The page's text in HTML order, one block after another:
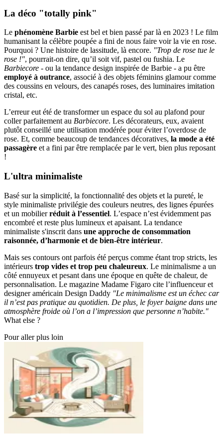
La déco "totally pink"
Le phénomène Barbie est bel et bien passé par là en 2023 ! Le film
humanisant la célèbre poupée a fini de nous faire voir la vie en rose.
Pourquoi ? Une histoire de lassitude, là encore. "Trop de rose tue le
rose !", pourrait-on dire, qu’il soit vif, pastel ou fushia. Le
Barbiecore - ou la tendance design inspirée de Barbie - a pu être
employé à outrance, associé à des objets féminins glamour comme
des coussins en velours, des canapés roses, des luminaires imitation
cristal, etc.
L’erreur eut été de transformer un espace du sol au plafond pour
coller parfaitement au Barbiecore. Les décorateurs, eux, avaient
plutôt conseillé une utilisation modérée pour éviter l’overdose de
rose. Et, comme beaucoup de tendances décoratives, la mode a été
passagère et a fini par être remplacée par le vert, bien plus reposant
!
L'ultra minimaliste
Basé sur la simplicité, la fonctionnalité des objets et la pureté, le
style minimaliste privilégie des couleurs neutres, des lignes épurées
et un mobilierréduit à l’essentiel. L’espace n’est évidemment pas
encombré et reste plus lumineux et apaisant. La tendance
minimaliste s'inscrit dans une approche de consommation
raisonnée, d’harmonie et de bien-être intérieur.
Mais ses contours ont parfois été perçus comme étant trop stricts, les
intérieurs trop vides et trop peu chaleureux. Le minimalisme a un
côté ennuyeux et pesant dans une époque en quête de chaleur, de
personnalisation. Le magazine Madame Figaro cite l’influenceur et
designer américain Design Daddy "Le minimalisme est un échec car
il n’est pas pratique au quotidien. De plus, le foyer baigne dans une
atmosphère froide où l’on a l’impression que personne n’habite."
What else ?
Pour aller plus loin